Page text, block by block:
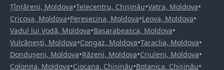
Țînțăreni, Moldova•Telecentru, Chișinău•Vatra, Moldova•
Cricova, Moldova•Peresecina, Moldova•Leova, Moldova•
Vadul lui Vodă, Moldova•Basarabeasca, Moldova•
Vulcănești, Moldova•Congaz, Moldova•Taraclia, Moldova•
Dondușeni, Moldova•Răzeni, Moldova•Criuleni, Moldova•
Colonița, Moldova•Ciocana, Chișinău•Botanica, Chișinău•